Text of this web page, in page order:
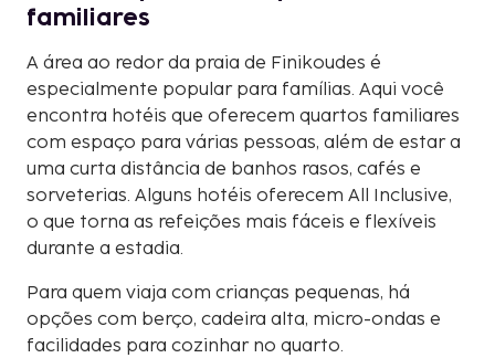
familiares
A área ao redor da praia de Finikoudes é
especialmente popular para famílias. Aqui você
encontra hotéis que oferecem quartos familiares
com espaço para várias pessoas, além de estar a
uma curta distância de banhos rasos, cafés e
sorveterias. Alguns hotéis oferecem All Inclusive,
o que torna as refeições mais fáceis e flexíveis
durante a estadia.
Para quem viaja com crianças pequenas, há
opções com berço, cadeira alta, micro-ondas e
facilidades para cozinhar no quarto.